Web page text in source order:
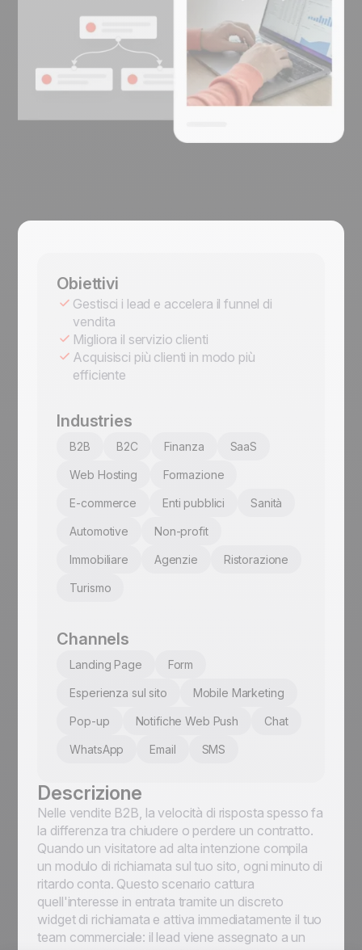
Obiettivi
Gestisci i lead e accelera il funnel di
vendita
Migliora il servizio clienti
Acquisisci più clienti in modo più
efficiente
Industries
B2B B2C Finanza SaaS
Web Hosting Formazione
E-commerce Enti pubblici Sanità
Automotive Non-profit
Immobiliare Agenzie Ristorazione
Turismo
Channels
Landing Page Form
Esperienza sul sito Mobile Marketing
Pop-up Notifiche Web Push Chat
WhatsApp Email SMS
Descrizione
Nelle vendite B2B, la velocità di risposta spesso fa
la differenza tra chiudere o perdere un contratto.
Quando un visitatore ad alta intenzione compila
un modulo di richiamata sul tuo sito, ogni minuto di
ritardo conta. Questo scenario cattura
quell'interesse in entrata tramite un discreto
widget di richiamata e attiva immediatamente il tuo
team commerciale: il lead viene assegnato a un